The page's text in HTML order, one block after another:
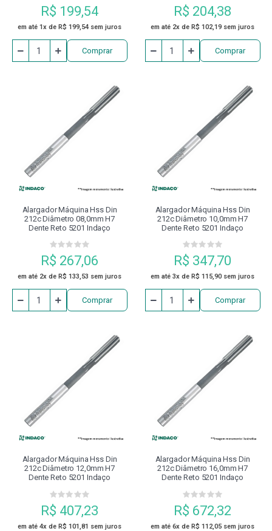
R$ 199,54
em até 1x de R$ 199,54 sem juros
Comprar
R$ 204,38
em até 2x de R$ 102,19 sem juros
Comprar
Alargador Máquina Hss Din
212c Diâmetro 08,0mm H7
Dente Reto 5201 Indaço
R$ 267,06
em até 2x de R$ 133,53 sem juros
Comprar
Alargador Máquina Hss Din
212c Diâmetro 10,0mm H7
Dente Reto 5201 Indaço
R$ 347,70
em até 3x de R$ 115,90 sem juros
Comprar
Alargador Máquina Hss Din
212c Diâmetro 12,0mm H7
Dente Reto 5201 Indaço
R$ 407,23
em até 4x de R$ 101,81 sem juros
Alargador Máquina Hss Din
212c Diâmetro 16,0mm H7
Dente Reto 5201 Indaço
R$ 672,32
em até 6x de R$ 112,05 sem juros